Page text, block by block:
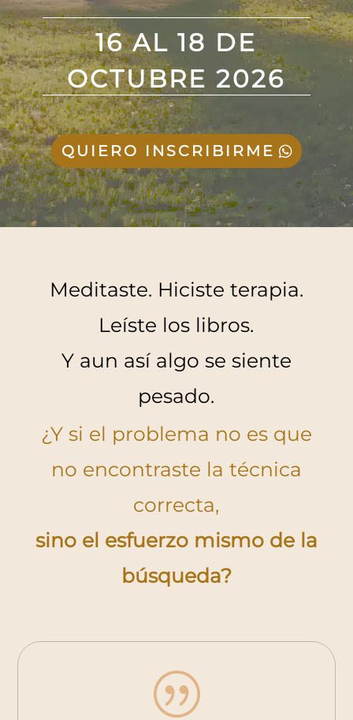
16 AL 18 DE
OCTUBRE 2026
QUIERO INSCRIBIRME
Meditaste. Hiciste terapia.
Leíste los libros.
Y aun así algo se siente
pesado.
¿Y si el problema no es que
no encontraste la técnica
correcta,
sino el esfuerzo mismo de la
búsqueda?
|